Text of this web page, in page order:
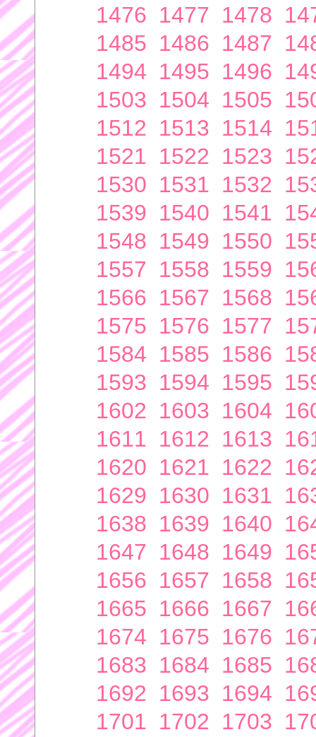
1476 1477 1478
1485 1486 1487
1494 1495 1496
1503 1504 1505
1512 1513 1514
1521 1522 1523
1530 1531 1532
1539 1540 1541
1548 1549 1550
1557 1558 1559
1566 1567 1568
1575 1576 1577
1584 1585 1586
1593 1594 1595
1602 1603 1604
1611 1612 1613
1620 1621 1622
1629 1630 1631
1638 1639 1640
1647 1648 1649
1656 1657 1658
1665 1666 1667
1674 1675 1676
1683 1684 1685
1692 1693 1694
1701 1702 1703